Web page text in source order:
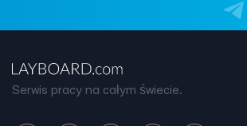
Serwis pracy na całym świecie.